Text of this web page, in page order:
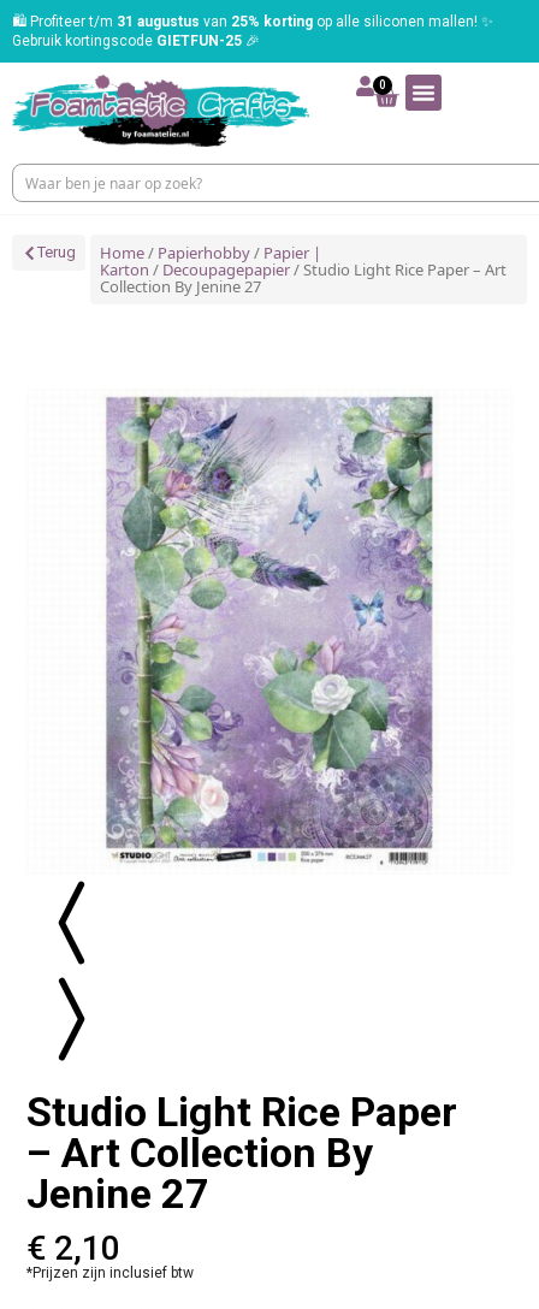
🛍️ Profiteer t/m 31 augustus van 25% korting op alle siliconen mallen! ✨
Gebruik kortingscode GIETFUN-25 🎉
0
Terug Home/ Papierhobby/ Papier |
Karton / Decoupagepapier/ Studio Light Rice Paper – Art
Collection By Jenine 27
Studio Light Rice Paper
– Art Collection By
Jenine 27
€ 2,10
*Prijzen zijn inclusief btw